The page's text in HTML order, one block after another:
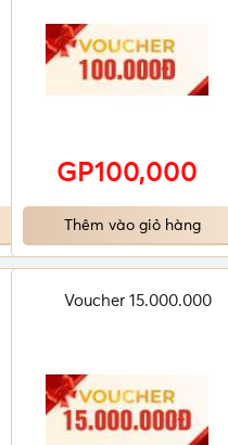
GP100,000
Thêm vào giỏ hàng
Voucher 15.000.000